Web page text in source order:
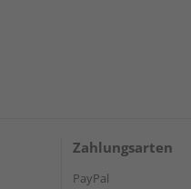
Zahlungsarten
PayPal